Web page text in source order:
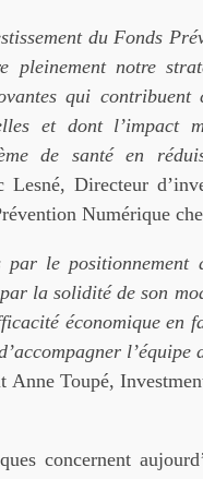
du Fonds
pleinement notre
qui contribuent
et dont l’impact
de santé en
Lesné, Directeur
Numérique
le positionnement
la solidité de son
économique en
l’équipe
Anne Toupé,
concernent